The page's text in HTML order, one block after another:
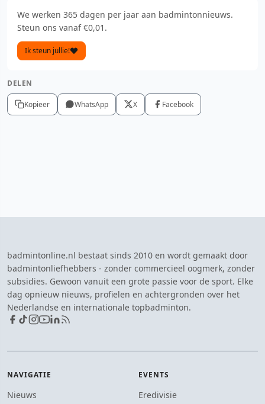
We werken 365 dagen per jaar aan badmintonnieuws.
Steun ons vanaf €0,01.
Ik steun jullie!
DELEN
Kopieer WhatsApp X Facebook
badmintonline.nl bestaat sinds 2010 en wordt gemaakt door
badmintonliefhebbers - zonder commercieel oogmerk, zonder
subsidies. Gewoon vanuit een grote passie voor de sport. Elke
dag opnieuw nieuws, profielen en achtergronden over het
Nederlandse en internationale topbadminton.
NAVIGATIE
Nieuws
EVENTS
Eredivisie